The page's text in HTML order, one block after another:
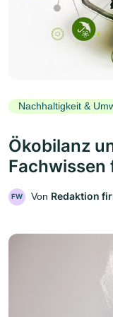
Nachhaltigkeit &
Ökobilanz
Fachwissen
FW Von Redaktion